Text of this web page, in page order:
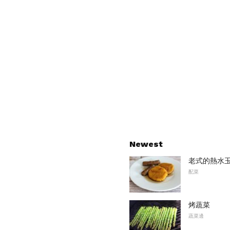
Newest
老式的熱水
配菜
烤蔬菜
蔬菜邊